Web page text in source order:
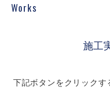
Works
施工
下記ボタンをクリックす